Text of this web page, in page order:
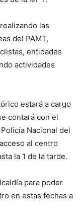
las
del PAMT,
entidades
actividades
estará a cargo
contará con el
Nacional del
al centro
la 1 de la tarde.
para poder
en estas fechas a